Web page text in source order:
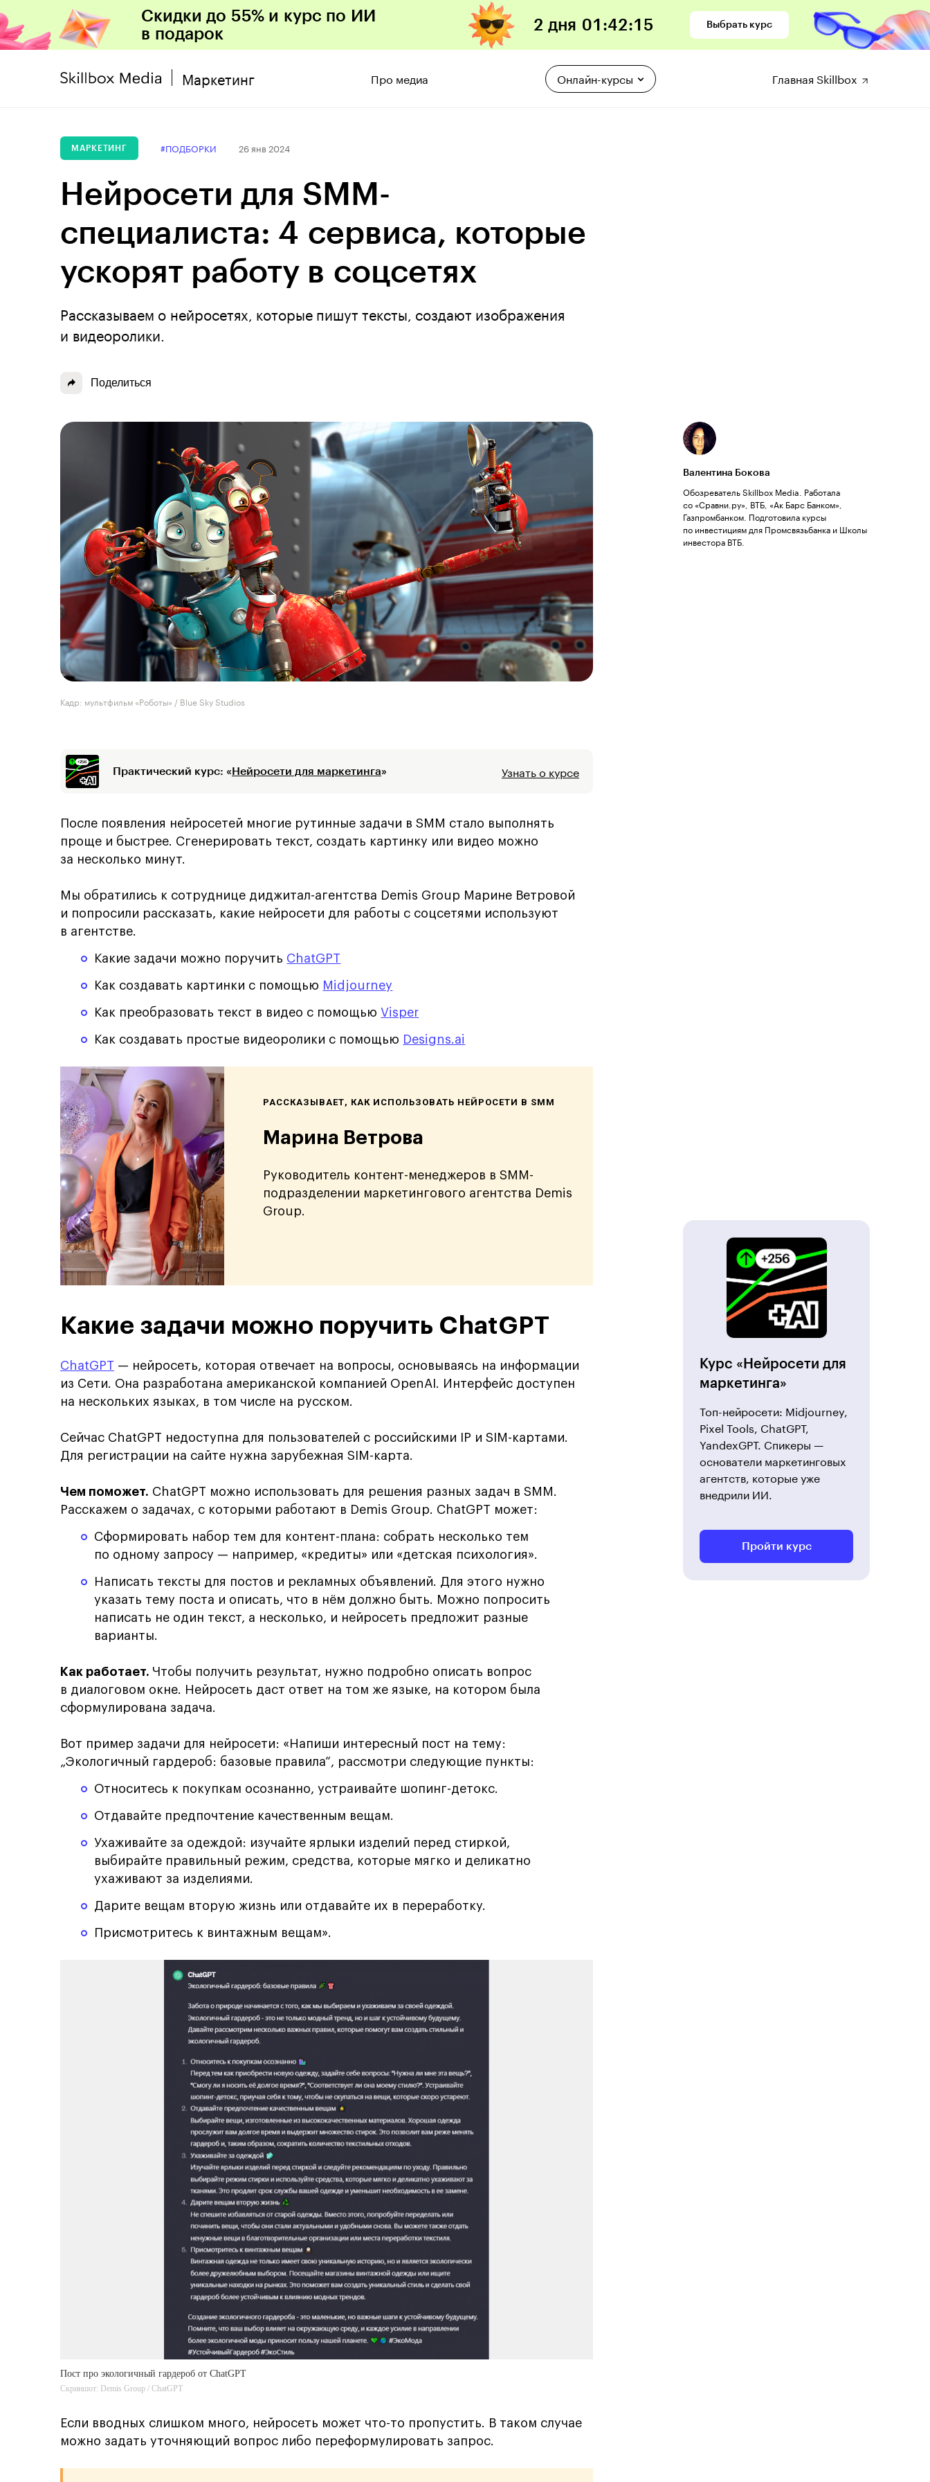
Скидки до 55% и курс по ИИ
в подарок
2 дня 01 :42:13 Выбрать курс
Маркетинг Про медиа Онлайн-курсы Главная Skillbox
МАРКЕТИНГ #ПОДБОРКИ 26 янв 2024
Нейросети для SMM-
специалиста: 4 сервиса, которые
ускорят работу в соцсетях
Рассказываем о нейросетях, которые пишут тексты, создают изображения
и видеоролики.
Поделиться
Кадр: мультфильм «Роботы» / Blue Sky Studios
Валентина Бокова
Обозреватель Skillbox Media. Работала
со «Сравни.ру», ВТБ, «Ак Барс Банком»,
Газпромбанком. Подготовила курсы
по инвестициям для Промсвязьбанка и Школы
инвестора ВТБ.
Курс «Нейросети для
маркетинга»
Топ-нейросети: Midjourney,
Pixel Tools, ChatGPT,
YandexGPT. Спикеры —
основатели маркетинговых
агентств, которые уже
внедрили ИИ.
Пройти курс
Практический курс: « Нейросети для маркетинга» Узнать о курсе
После появления нейросетей многие рутинные задачи в SMM стало выполнять
проще и быстрее. Сгенерировать текст, создать картинку или видео можно
за несколько минут.
Мы обратились к сотруднице диджитал-агентства Demis Group Марине Ветровой
и попросили рассказать, какие нейросети для работы с соцсетями используют
в агентстве.
Какие задачи можно поручить ChatGPT
Как создавать картинки с помощью Midjourney
Как преобразовать текст в видео с помощьюVisper
Как создавать простые видеоролики с помощью Designs.ai
РАССКАЗЫВАЕТ, КАК ИСПОЛЬЗОВАТЬ НЕЙРОСЕТИ В SMM
Марина Ветрова
Руководитель контент-менеджеров в SMM-
подразделении маркетингового агентства Demis
Group.
Какие задачи можно поручить ChatGPT
ChatGPT — нейросеть, которая отвечает на вопросы, основываясь на информации
из Сети. Она разработана американской компанией OpenAI. Интерфейс доступен
на нескольких языках, в том числе на русском.
Сейчас ChatGPT недоступна для пользователей с российскими IP и SIM-картами.
Для регистрации на сайте нужна зарубежная SIM-карта.
Чем поможет. ChatGPT можно использовать для решения разных задач в SMM.
Расскажем о задачах, с которыми работают в Demis Group. ChatGPT может:
Сформировать набор тем для контент-плана: собрать несколько тем
по одному запросу — например, «кредиты» или «детская психология».
Написать тексты для постов и рекламных объявлений. Для этого нужно
указать тему поста и описать, что в нём должно быть. Можно попросить
написать не один текст, а несколько, и нейросеть предложит разные
варианты.
Как работает. Чтобы получить результат, нужно подробно описать вопрос
в диалоговом окне. Нейросеть даст ответ на том же языке, на котором была
сформулирована задача.
Вот пример задачи для нейросети: «Напиши интересный пост на тему:
„Экологичный гардероб: базовые правила“, рассмотри следующие пункты:
Относитесь к покупкам осознанно, устраивайте шопинг-детокс.
Отдавайте предпочтение качественным вещам.
Ухаживайте за одеждой: изучайте ярлыки изделий перед стиркой,
выбирайте правильный режим, средства, которые мягко и деликатно
ухаживают за изделиями.
Дарите вещам вторую жизнь или отдавайте их в переработку.
Присмотритесь к винтажным вещам».
Пост про экологичный гардероб от ChatGPT
Скриншот: Demis Group / ChatGPT
Если вводных слишком много, нейросеть может что-то пропустить. В таком случае
можно задать уточняющий вопрос либо переформулировать запрос.